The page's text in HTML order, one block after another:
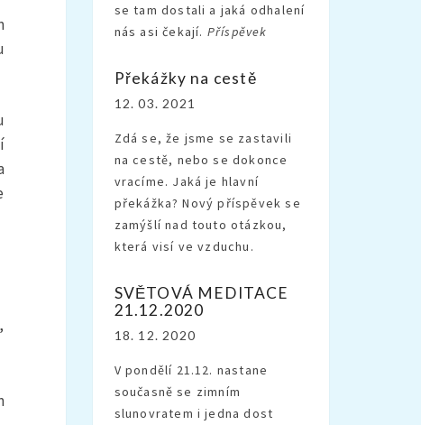
se tam dostali a jaká odhalení
nás asi čekají. Příspěvek
Překážky na cestě
12. 03. 2021
Zdá se, že jsme se zastavili
na cestě, nebo se dokonce
vracíme. Jaká je hlavní
překážka? Nový příspěvek se
zamýšlí nad touto otázkou,
která visí ve vzduchu.
SVĚTOVÁ MEDITACE
21.12.2020
18. 12. 2020
V pondělí 21.12. nastane
současně se zimním
slunovratem i jedna dost